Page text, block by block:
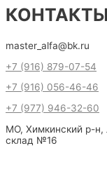
КОНТАКТЫ
master_alfa@bk.ru
+7 (916) 879-07-54
+7 (916) 056-46-46
+7 (977) 946-32-60
МО, Химкинский р-н,
склад №16